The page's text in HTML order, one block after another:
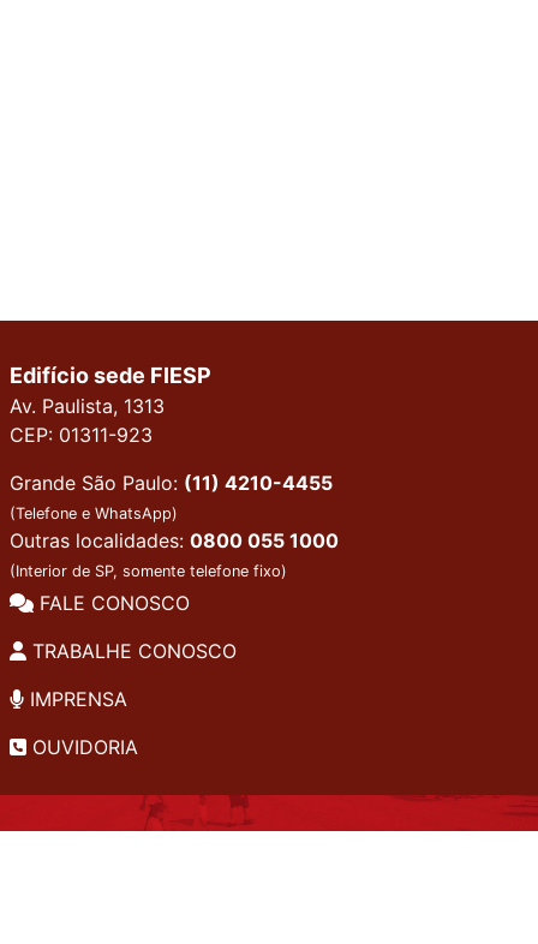
Edifício sede FIESP
Av. Paulista, 1313
CEP: 01311-923
Grande São Paulo: (11) 4210-4455
(Telefone e WhatsApp)
Outras localidades: 0800 055 1000
(Interior de SP, somente telefone fixo)
FALE CONOSCO
TRABALHE CONOSCO
IMPRENSA
OUVIDORIA